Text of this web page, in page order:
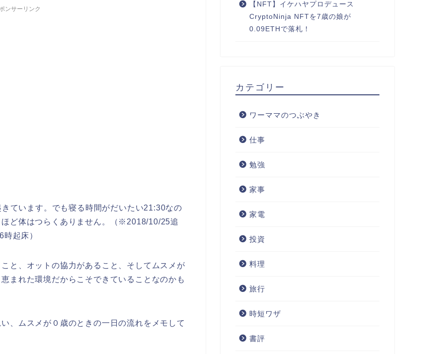
ンサーリンク
ています。でも寝る時間がだいたい21:30なの
ど体はつらくありません。（※2018/10/25追
起床）
と、オットの協力があること、そしてムスメが
まれた環境だからこそできていることなのかも
、ムスメが０歳のときの一日の流れをメモして
【NFT】イケハヤプロデュース
CryptoNinja NFTを7歳の娘が
0.09ETHで落札！
カテゴリー
ワーママのつぶやき
仕事
勉強
家事
家電
投資
料理
旅行
時短ワザ
書評